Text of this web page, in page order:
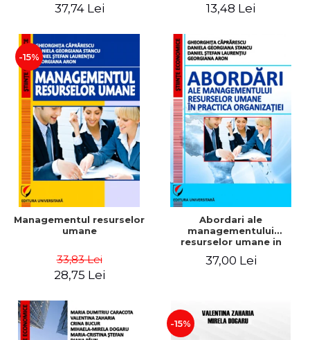
37,74 Lei 13,48 Lei
-15%
Managementul resurselor
umane
33,83 Lei
28,75 Lei
Abordari ale
managementului
resurselor umane in
37,00 Lei
-15%